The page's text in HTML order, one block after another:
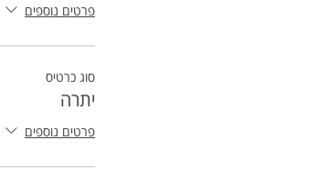
פרטים נוספים
סוג כרטיס
יתרה
פרטים נוספים